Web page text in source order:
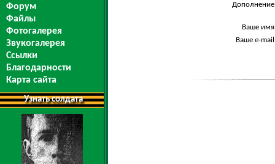
Форум
Файлы
Фотогалерея
Звукогалерея
Ссылки
Благодарности
Карта сайта
Узнать солдата
Ваше
Ваше e-